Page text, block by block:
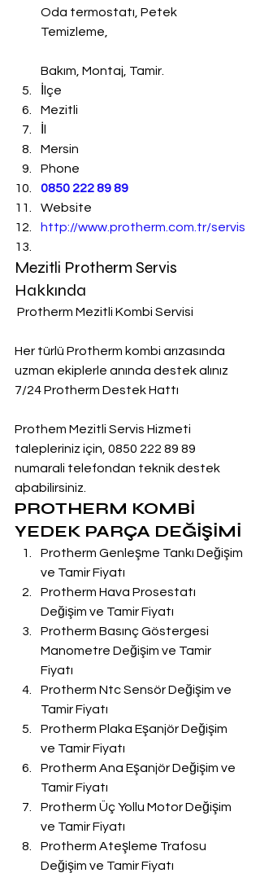
Oda termostatı, Petek
Temizleme,
Bakım, Montaj, Tamir.
İlçe
Mezitli
Mersin
Phone
0850 222 89 89
Website
http://www.protherm.com.tr/servis
Mezitli Protherm Servis
Hakkında
Protherm Mezitli Kombi Servisi
Her türlü Protherm kombi arızasında
uzman ekiplerle anında destek alınız
7/24 Protherm Destek Hattı
Prothem Mezitli Servis Hizmeti
talepleriniz için, 0850 222 89 89
numarali telefondan teknik destek
aþabilirsiniz.
PROTHERM KOMBİ
YEDEK PARÇA DEĞİŞİMİ
Protherm Genleşme Tankı Değişim
ve Tamir Fiyatı
Protherm Hava Prosestatı
Değişim ve Tamir Fiyatı
Protherm Basınç Göstergesi
Manometre Değişim ve Tamir
Fiyatı
Protherm Ntc Sensör Değişim ve
Tamir Fiyatı
Protherm Plaka Eşanjör Değişim
ve Tamir Fiyatı
Protherm Ana Eşanjör Değişim ve
Tamir Fiyatı
Protherm Üç Yollu Motor Değişim
ve Tamir Fiyatı
Protherm Ateşleme Trafosu
Değişim ve Tamir Fiyatı